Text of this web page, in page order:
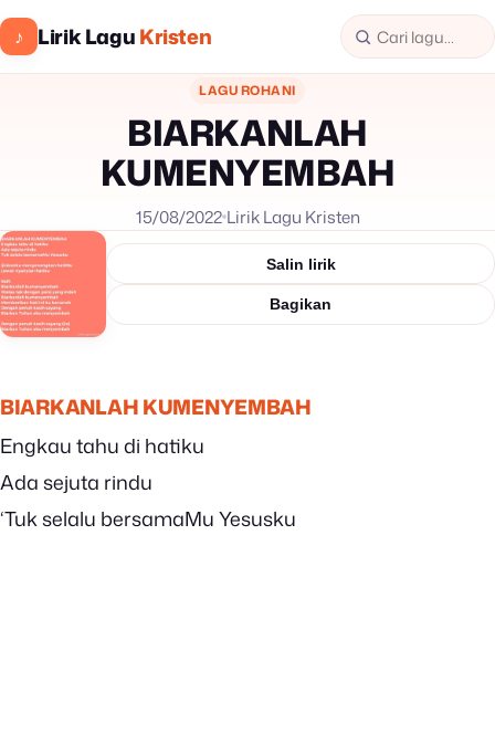
♪ Lirik LaguKristen
LAGU ROHANI
BIARKANLAH
KUMENYEMBAH
15/08/2022Lirik Lagu Kristen
Salin lirik
Bagikan
BIARKANLAH KUMENYEMBAH
Engkau tahu di hatiku
Ada sejuta rindu
‘Tuk selalu bersamaMu Yesusku